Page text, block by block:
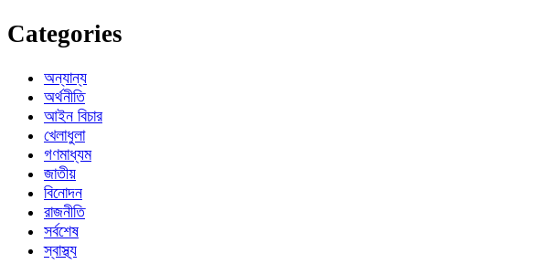
Categories
অন্যান্য
অর্থনীতি
আইন বিচার
খেলাধুলা
গণমাধ্যম
জাতীয়
বিনোদন
রাজনীতি
সর্বশেষ
স্বাস্থ্য